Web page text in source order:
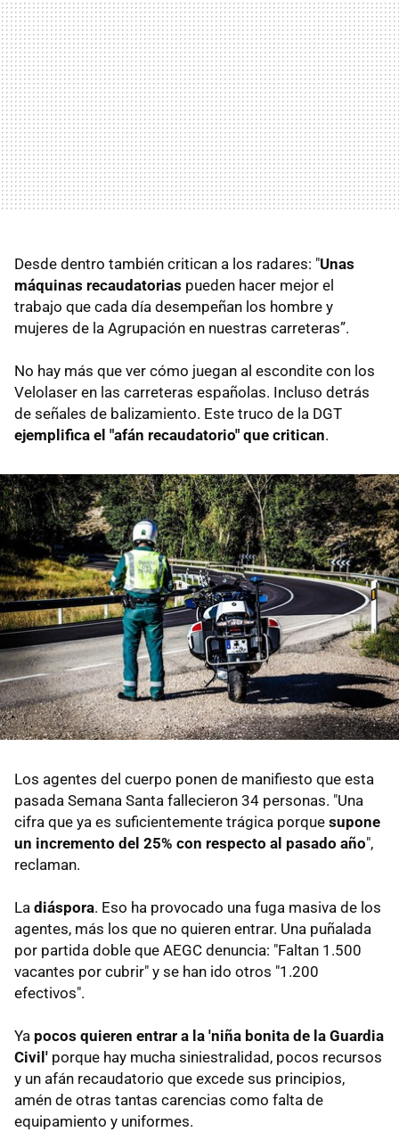
Desde dentro también critican a los radares: "Unas
máquinas recaudatorias pueden hacer mejor el
trabajo que cada día desempeñan los hombre y
mujeres de la Agrupación en nuestras carreteras”.
No hay más que ver cómo juegan al escondite con los
Velolaser en las carreteras españolas. Incluso detrás
de señales de balizamiento. Este truco de la DGT
ejemplifica el "afán recaudatorio" que critican.
Los agentes del cuerpo ponen de manifiesto que esta
pasada Semana Santa fallecieron 34 personas. "Una
cifra que ya es suficientemente trágica porque supone
un incremento del 25% con respecto al pasado año",
reclaman.
La diáspora. Eso ha provocado una fuga masiva de los
agentes, más los que no quieren entrar. Una puñalada
por partida doble que AEGC denuncia: "Faltan 1.500
vacantes por cubrir" y se han ido otros "1.200
efectivos".
Ya pocos quieren entrar a la 'niña bonita de la Guardia
Civil' porque hay mucha siniestralidad, pocos recursos
y un afán recaudatorio que excede sus principios,
amén de otras tantas carencias como falta de
equipamiento y uniformes.